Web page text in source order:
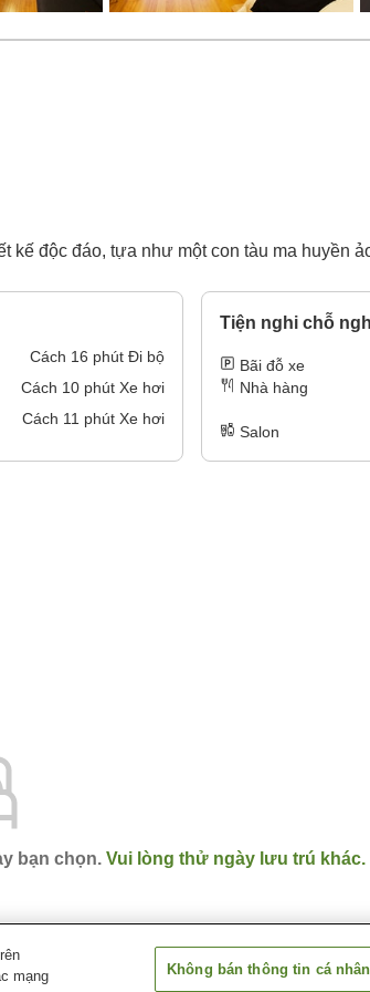
kế độc đáo, tựa như một con tàu ma huyền
Cách 16 phút Đi bộ
Cách 10phút Xe hơi
Cách 11 phút Xe hơi
Tiện nghi chỗ
Bãi đỗ xe
Nhà hàng
Salon
bạn chọn. Vui lòng thử ngày lưu trú khác.
mạng
Không bán thông tin cá